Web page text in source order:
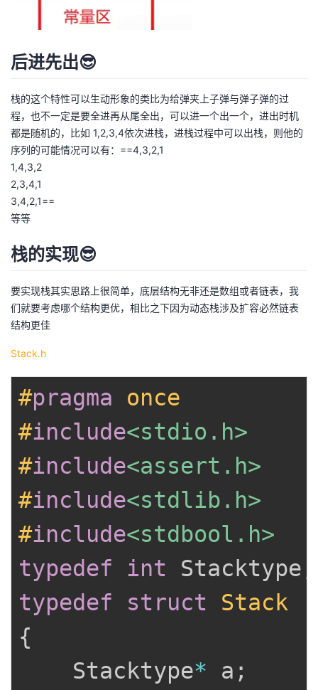
后进先出😎
栈的这个特性可以生动形象的类比为给弹夹上子弹与弹子弹的过
程，也不一定是要全进再从尾全出，可以进一个出一个，进出时机
都是随机的，比如 1,2,3,4依次进栈，进栈过程中可以出栈，则他的
序列的可能情况可以有：==4,3,2,1
1,4,3,2
2,3,4,1
3,4,2,1==
等等
栈的实现😎
要实现栈其实思路上很简单，底层结构无非还是数组或者链表，我
们就要考虑哪个结构更优，相比之下因为动态栈涉及扩容必然链表
结构更佳
Stack.h
#pragma
once
#include<stdio.h>
#include<assert.h>
#include<stdlib.h>
#include<stdbool.h>
typedef
int Stacktype
typedef
struct
Stack
{
	Stacktype
* a ;